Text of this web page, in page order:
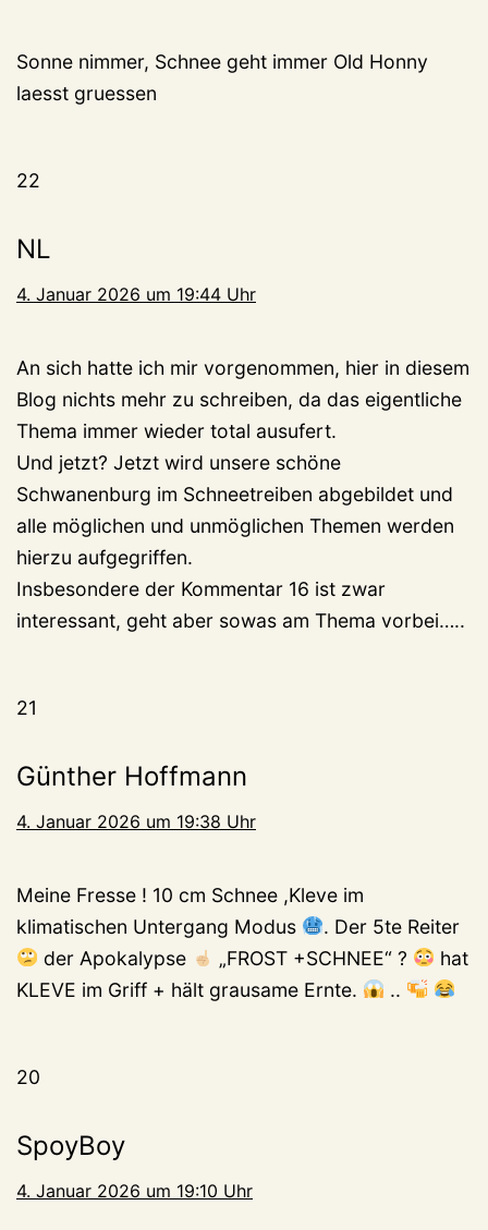
Sonne nimmer, Schnee geht immer Old Honny
laesst gruessen
22
NL
4. Januar 2026 um 19:44 Uhr
An sich hatte ich mir vorgenommen, hier in diesem
Blog nichts mehr zu schreiben, da das eigentliche
Thema immer wieder total ausufert.
Und jetzt? Jetzt wird unsere schöne
Schwanenburg im Schneetreiben abgebildet und
alle möglichen und unmöglichen Themen werden
hierzu aufgegriffen.
Insbesondere der Kommentar 16 ist zwar
interessant, geht aber sowas am Thema vorbei…..
21
Günther Hoffmann
4. Januar 2026 um 19:38 Uhr
Meine Fresse ! 10 cm Schnee ,Kleve im
klimatischen Untergang Modus
. Der 5te Reiter
der Apokalypse
„FROST +SCHNEE“ ?
hat
KLEVE im Griff + hält grausame Ernte.
..
20
SpoyBoy
4. Januar 2026 um 19:10 Uhr